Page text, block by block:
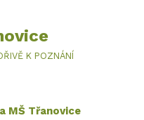
K POZNÁNÍ
MŠ Třanovice